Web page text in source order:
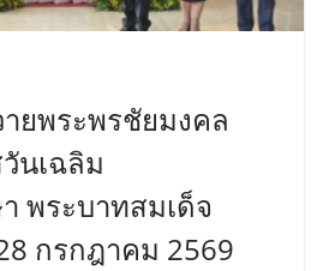
ยพระพรชัยมงคล
นเฉลิม
พระบาทสมเด็จ
กรกฎาคม 2569